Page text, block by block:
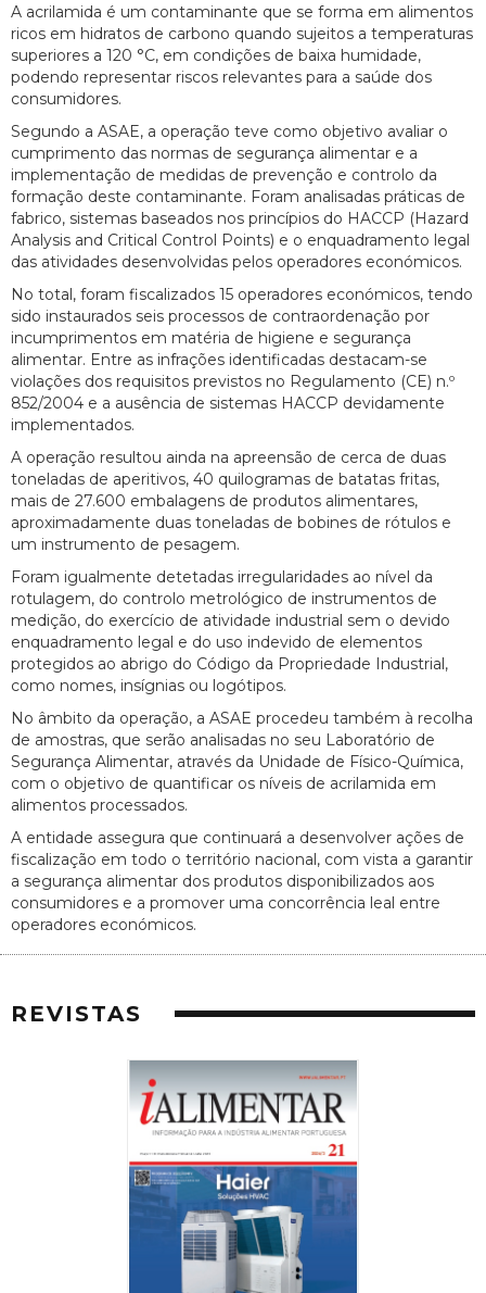
A acrilamida é um contaminante que se forma em alimentos
ricos em hidratos de carbono quando sujeitos a temperaturas
superiores a 120 °C, em condições de baixa humidade,
podendo representar riscos relevantes para a saúde dos
consumidores.
Segundo a ASAE, a operação teve como objetivo avaliar o
cumprimento das normas de segurança alimentar e a
implementação de medidas de prevenção e controlo da
formação deste contaminante. Foram analisadas práticas de
fabrico, sistemas baseados nos princípios do HACCP (Hazard
Analysis and Critical Control Points) e o enquadramento legal
das atividades desenvolvidas pelos operadores económicos.
No total, foram fiscalizados 15 operadores económicos, tendo
sido instaurados seis processos de contraordenação por
incumprimentos em matéria de higiene e segurança
alimentar. Entre as infrações identificadas destacam-se
violações dos requisitos previstos no Regulamento (CE) n.º
852/2004 e a ausência de sistemas HACCP devidamente
implementados.
A operação resultou ainda na apreensão de cerca de duas
toneladas de aperitivos, 40 quilogramas de batatas fritas,
mais de 27.600 embalagens de produtos alimentares,
aproximadamente duas toneladas de bobines de rótulos e
um instrumento de pesagem.
Foram igualmente detetadas irregularidades ao nível da
rotulagem, do controlo metrológico de instrumentos de
medição, do exercício de atividade industrial sem o devido
enquadramento legal e do uso indevido de elementos
protegidos ao abrigo do Código da Propriedade Industrial,
como nomes, insígnias ou logótipos.
No âmbito da operação, a ASAE procedeu também à recolha
de amostras, que serão analisadas no seu Laboratório de
Segurança Alimentar, através da Unidade de Físico-Química,
com o objetivo de quantificar os níveis de acrilamida em
alimentos processados.
A entidade assegura que continuará a desenvolver ações de
fiscalização em todo o território nacional, com vista a garantir
a segurança alimentar dos produtos disponibilizados aos
consumidores e a promover uma concorrência leal entre
operadores económicos.
REVISTAS